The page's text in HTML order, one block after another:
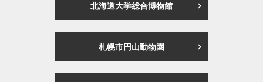
北海道大学総合博物館
札幌市円山動物園